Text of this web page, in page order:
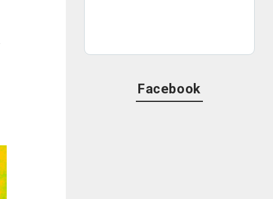
Facebook